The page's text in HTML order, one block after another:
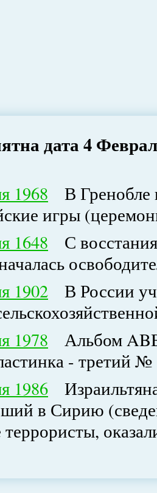
дата 4
1968 В Гренобле
игры
1648 С
1902 В России
1978 Альбом
- третий
1986
в Сирию
террористы,